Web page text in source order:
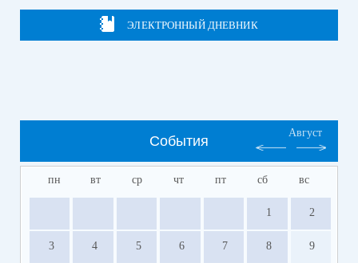
ЭЛЕКТРОННЫЙ ДНЕВНИК
События
Август
пн вт ср чт пт сб вс
1 2
3 4 5 6 7 8 9